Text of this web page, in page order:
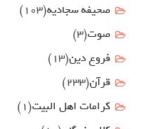
صحیفه سجادیه(103)
صوت(3)
فروع دين(13)
قرآن(233)
كرامات اهل البيت(1)